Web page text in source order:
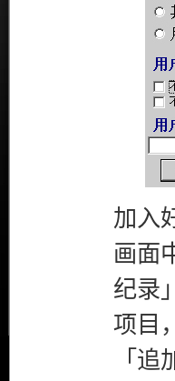
加入
画面
纪录
项目
「